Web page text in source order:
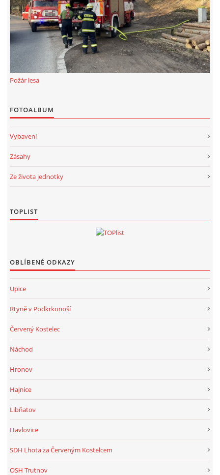
Požár lesa
FOTOALBUM
Vybavení
Zásahy
Ze života jednotky
TOPLIST
OBLÍBENÉ ODKAZY
Upice
Rtyně v Podkrkonoší
Červený Kostelec
Náchod
Hronov
Hajnice
Libňatov
Havlovice
SDH Lhota za Červeným Kostelcem
OSH Trutnov